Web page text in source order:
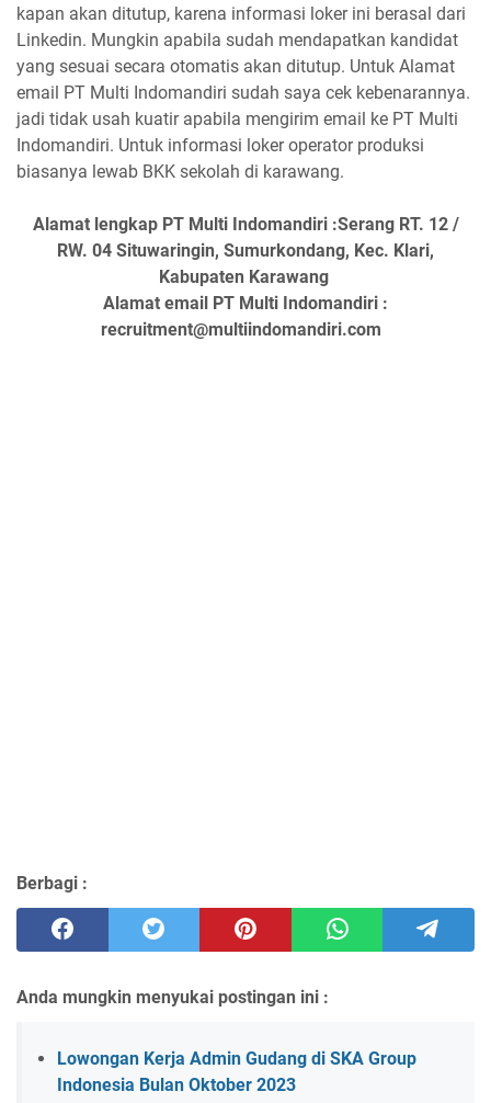
kapan akan ditutup, karena informasi loker ini berasal dari
Linkedin. Mungkin apabila sudah mendapatkan kandidat
yang sesuai secara otomatis akan ditutup. Untuk Alamat
email PT Multi Indomandiri sudah saya cek kebenarannya.
jadi tidak usah kuatir apabila mengirim email ke PT Multi
Indomandiri. Untuk informasi loker operator produksi
biasanya lewab BKK sekolah di karawang.
Alamat lengkap PT Multi Indomandiri :Serang RT. 12 /
RW. 04 Situwaringin, Sumurkondang, Kec. Klari,
Kabupaten Karawang
Alamat email PT Multi Indomandiri :
recruitment@multiindomandiri.com
Berbagi :
Anda mungkin menyukai postingan ini :
Lowongan Kerja Admin Gudang di SKA Group
Indonesia Bulan Oktober 2023